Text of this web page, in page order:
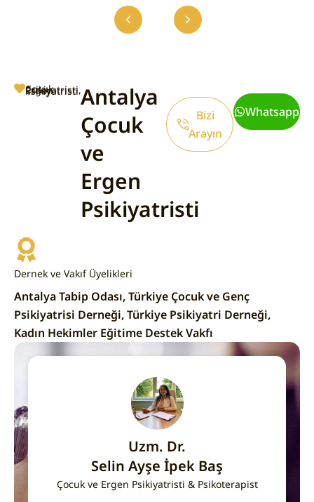
Çocuk Psikiyatristi, Ergen Psikiyatristi Antalya
Çocuk
ve
Ergen
Psikiyatristi
Bizi
Arayın
Whatsapp
Dernek ve Vakıf Üyelikleri
Antalya Tabip Odası, Türkiye Çocuk ve Genç
Psikiyatrisi Derneği, Türkiye Psikiyatri Derneği,
Kadın Hekimler Eğitime Destek Vakfı
Uzm. Dr.
Selin Ayşe İpek Baş
Çocuk ve Ergen Psikiyatristi & Psikoterapist